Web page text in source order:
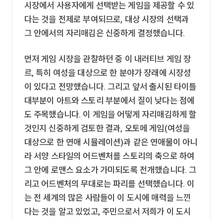
시장에서 사용자에게 선택받는 게임을 제공할 수 있
다는 것을 전제로 부여되므로, 대상 시장의 선택과
그 안에서의 자리매김은 신중하게 결정했습니다.
먼저 게임 시장을 관찰하던 중 이 내러티브 게임 장
르, 특히 여성을 대상으로 한 분야가 장래에 시장성
이 있다고 전망했습니다. 그리고 앞서 출시된 타이틀
대부분이 아트와 스토리 부분에서 질이 낮다는 점에
도 주목했습니다. 이 게임을 어떻게 자리매김하게 할
것인지 신중하게 검토한 결과, 오토메 게임(여성을
대상으로 한 연애 시뮬레이션)과 같은 연애물이 아니
라 서양 스타일의 어드벤처를 스토리의 축으로 하여
그 안에 로맨스 요소가 가미되도록 전개했습니다. 그
리고 어드벤처의 무대로는 파리를 선택했습니다. 이
는 전 세계의 많은 사람들이 이 도시에 매력을 느낀
다는 것을 알고 있었고, 주민으로서 저희가 이 도시